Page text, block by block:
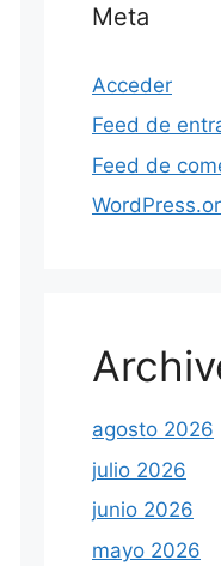
Meta
Acceder
Feed de
Feed de
agosto 2026
julio 2026
junio 2026
mayo 2026